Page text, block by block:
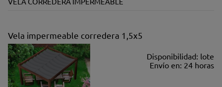
Vela impermeable corredera 1,5x5
Disponibilidad: lote
Envío en: 24 horas